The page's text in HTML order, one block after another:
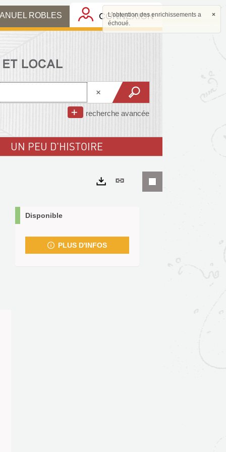
ROBLES CONNEXION
recherche avancée
UN PEU D'HISTOIRE
Lien
Disponible
PLUS D'INFOS
×
L'obtention des enrichissements a
échoué.